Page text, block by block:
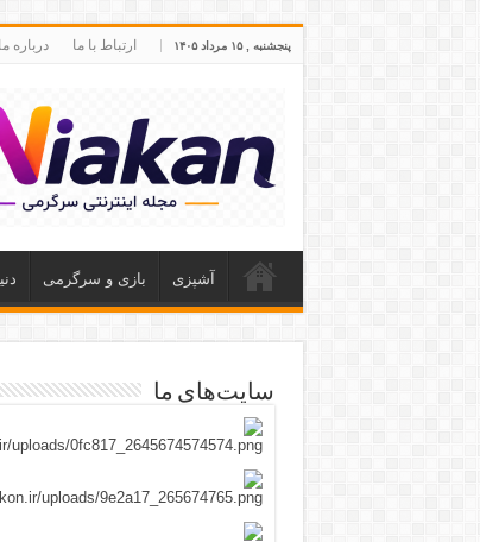
پنجشنبه , ۱۵ مرداد ۱۴۰۵ ارتباط با ما درباره ما
آشپزی بازی و سرگرمی
سایت‌های ما